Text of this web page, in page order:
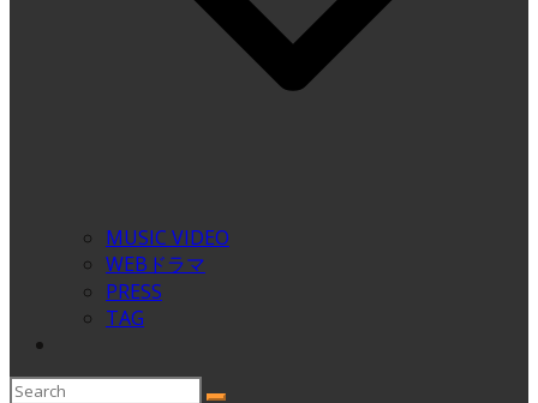
MUSIC VIDEO
WEBドラマ
PRESS
TAG